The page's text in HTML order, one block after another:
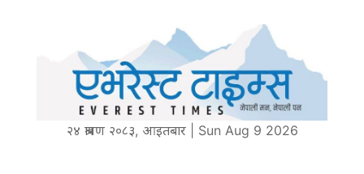
२४ श्रावण २०८३, आइतबार | Sun Aug 9 2026